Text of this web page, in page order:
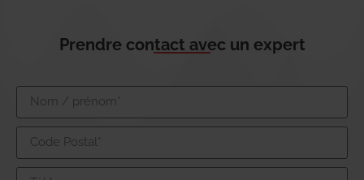
Prendre contact avec un expert